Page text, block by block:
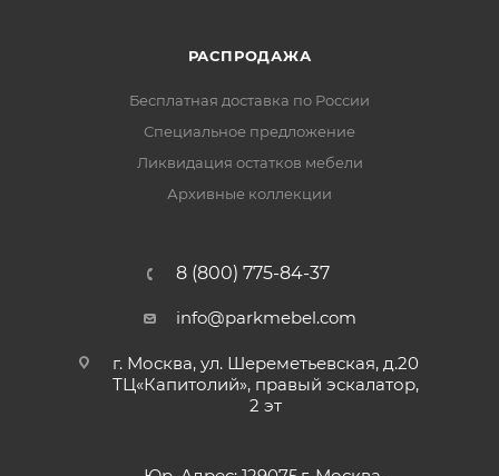
РАСПРОДАЖА
Бесплатная доставка по России
Специальное предложение
Ликвидация остатков мебели
Архивные коллекции
8 (800) 775-84-37
info@parkmebel.com
г. Москва, ул. Шереметьевская, д.20
ТЦ«Капитолий», правый эскалатор,
2 эт